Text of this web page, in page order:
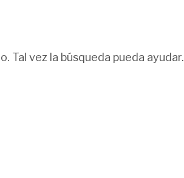
Tal vez la búsqueda pueda ayudar.